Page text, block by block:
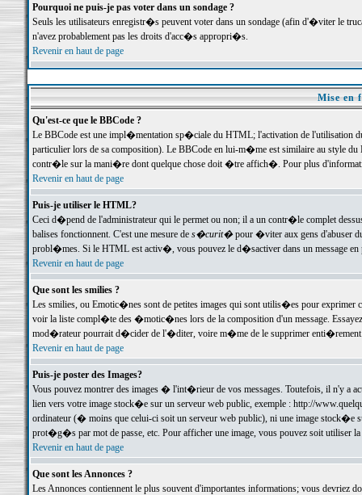
Pourquoi ne puis-je pas voter dans un sondage ?
Seuls les utilisateurs enregistr�s peuvent voter dans un sondage (afin d'�viter le
n'avez probablement pas les droits d'acc�s appropri�s.
Revenir en haut de page
Mise en
Qu'est-ce que le BBCode ?
Le BBCode est une impl�mentation sp�ciale du HTML; l'activation de l'utilisation
particulier lors de sa composition). Le BBCode en lui-m�me est similaire au style
contr�le sur la mani�re dont quelque chose doit �tre affich�. Pour plus
Revenir en haut de page
Puis-je utiliser le HTML?
Ceci d�pend de l'administrateur qui le permet ou non; il a un contr�le complet
balises fonctionnent. C'est une mesure de s�curit�pour �viter aux gens d'abuser
probl�mes. Si le HTML est activ�, vous pouvez le d�sactiver dans un message en
Revenir en haut de page
Que sont les smilies ?
Les smilies, ou Emotic�nes sont de petites images qui sont utilis�es pour exprimer
voir la liste compl�te des �motic�nes lors de la composition d'un message.
mod�rateur pourrait d�cider de l'�diter, voire m�me de le supprimer
Revenir en haut de page
Puis-je poster des Images?
Vous pouvez montrer des images � l'int�rieur de vos messages. Toutefois, il n'y a
lien vers votre image stock�e sur un serveur web public, exemple : http://
ordinateur (� moins que celui-ci soit un serveur web public), ni une image stock�e
prot�g�s par mot de passe, etc. Pour afficher une image, vous pouvez soit
Revenir en haut de page
Que sont les Annonces ?
Les Annonces contiennent le plus souvent d'importantes informations; vous devriez